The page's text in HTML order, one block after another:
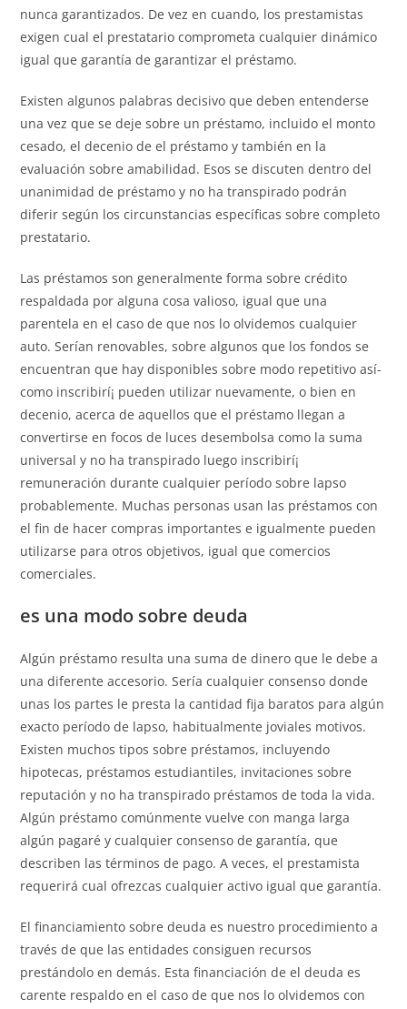
nunca garantizados. De vez en cuando, los prestamistas
exigen cual el prestatario comprometa cualquier dinámico
igual que garantía de garantizar el préstamo.
Existen algunos palabras decisivo que deben entenderse
una vez que se deje sobre un préstamo, incluido el monto
cesado, el decenio de el préstamo y también en la
evaluación sobre amabilidad. Esos se discuten dentro del
unanimidad de préstamo y no ha transpirado podrán
diferir según los circunstancias específicas sobre completo
prestatario.
Las préstamos son generalmente forma sobre crédito
respaldada por alguna cosa valioso, igual que una
parentela en el caso de que nos lo olvidemos cualquier
auto. Serían renovables, sobre algunos que los fondos se
encuentran que hay disponibles sobre modo repetitivo así­
como inscribirí¡ pueden utilizar nuevamente, o bien en
decenio, acerca de aquellos que el préstamo llegan a
convertirse en focos de luces desembolsa como la suma
universal y no ha transpirado luego inscribirí¡
remuneración durante cualquier período sobre lapso
probablemente. Muchas personas usan las préstamos con
el fin de hacer compras importantes e igualmente pueden
utilizarse para otros objetivos, igual que comercios
comerciales.
es una modo sobre deuda
Algún préstamo resulta una suma de dinero que le debe a
una diferente accesorio. Serí­a cualquier consenso donde
unas los partes le presta la cantidad fija baratos para algún
exacto período de lapso, habitualmente joviales motivos.
Existen muchos tipos sobre préstamos, incluyendo
hipotecas, préstamos estudiantiles, invitaciones sobre
reputación y no ha transpirado préstamos de toda la vida.
Algún préstamo comúnmente vuelve con manga larga
algún pagaré y cualquier consenso de garantía, que
describen las términos de pago. A veces, el prestamista
requerirá cual ofrezcas cualquier activo igual que garantía.
El financiamiento sobre deuda es nuestro procedimiento a
través de que las entidades consiguen recursos
prestándolo en demás. Esta financiación de el deuda es
carente respaldo en el caso de que nos lo olvidemos con